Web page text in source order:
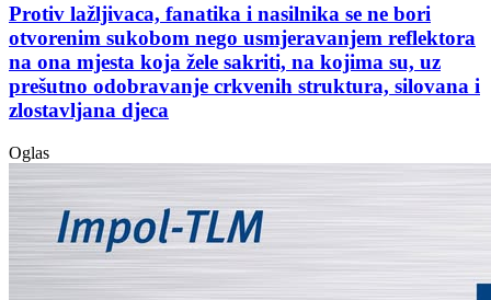
Protiv lažljivaca, fanatika i nasilnika se ne bori
otvorenim sukobom nego usmjeravanjem reflektora
na ona mjesta koja žele sakriti, na kojima su, uz
prešutno odobravanje crkvenih struktura, silovana i
zlostavljana djeca
Oglas